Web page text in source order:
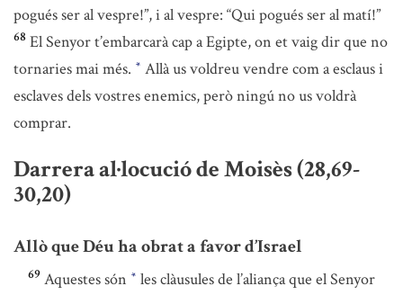
pogués ser al vespre!”, i al vespre: “Qui pogués ser al matí!”
68 El Senyor t’embarcarà cap a Egipte, on et vaig dir que no
tornaries mai més. * Allà us voldreu vendre com a esclaus i
esclaves dels vostres enemics, però ningú no us voldrà
comprar.
Darrera al·locució de Moisès (28,69-
30,20)
Allò que Déu ha obrat a favor d’Israel
69 Aquestes són * les clàusules de l’aliança que el Senyor